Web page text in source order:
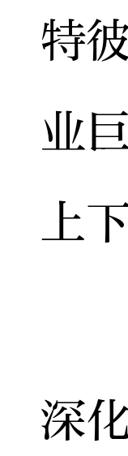
特
业
上
深